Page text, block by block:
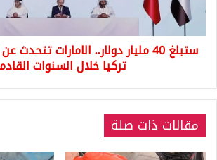
تطور
التجارة
مع
السنوات
ستبلغ 40 مليار دولار.. الامارات
تركيا خلال السنوات
مقالات ذات صلة